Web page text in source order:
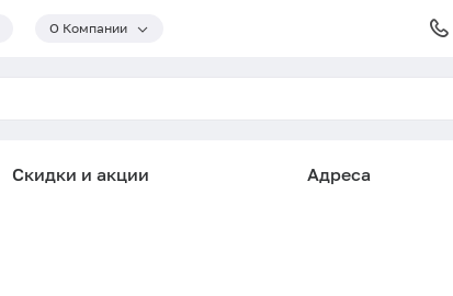
О Компании
Скидки и акции Адреса